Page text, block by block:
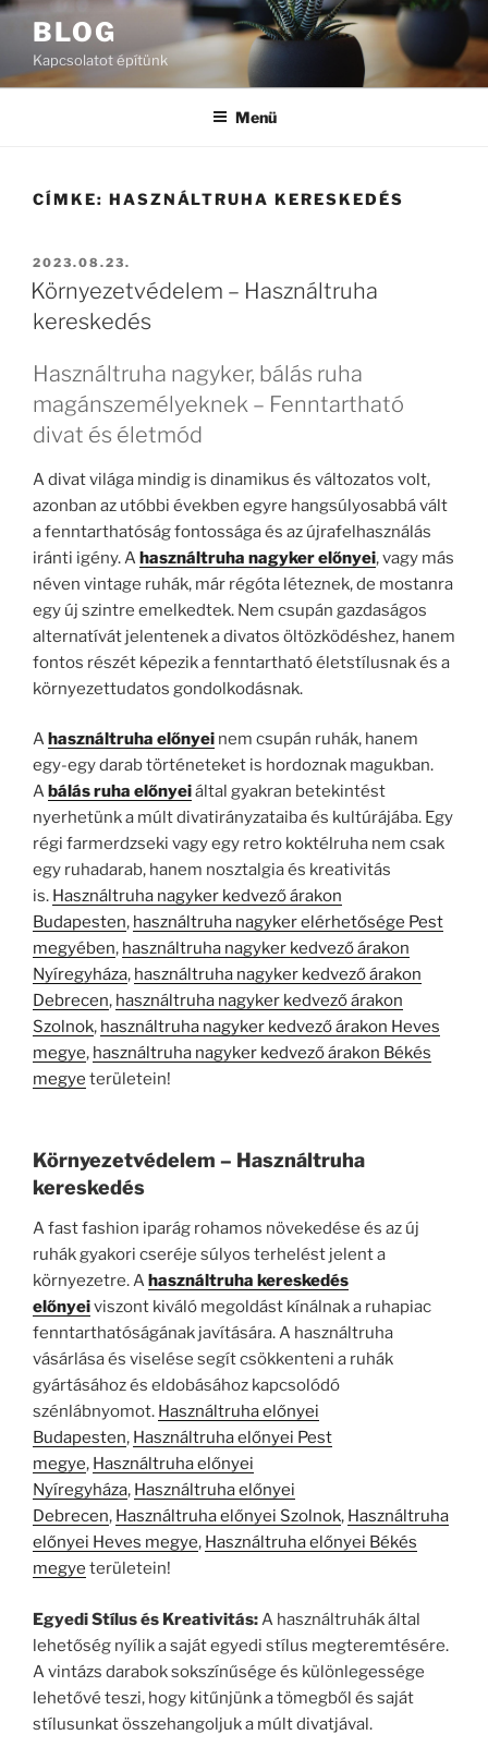
Tartalomhoz
BLOG
Kapcsolatot építünk
Menü
CÍMKE: HASZNÁLTRUHA KERESKEDÉS
BEKÜLDVE:
2023.08.23.
Környezetvédelem – Használtruha
kereskedés
Használtruha nagyker, bálás ruha
magánszemélyeknek – Fenntartható
divat és életmód
A divat világa mindig is dinamikus és változatos volt,
azonban az utóbbi években egyre hangsúlyosabbá vált
a fenntarthatóság fontossága és az újrafelhasználás
iránti igény. Ahasználtruha nagyker előnyei, vagy más
néven vintage ruhák, már régóta léteznek, de mostanra
egy új szintre emelkedtek. Nem csupán gazdaságos
alternatívát jelentenek a divatos öltözködéshez, hanem
fontos részét képezik a fenntartható életstílusnak és a
környezettudatos gondolkodásnak.
Ahasználtruha előnyei nem csupán ruhák, hanem
egy-egy darab történeteket is hordoznak magukban.
Abálás ruha előnyeiáltal gyakran betekintést
nyerhetünk a múlt divatirányzataiba és kultúrájába. Egy
régi farmerdzseki vagy egy retro koktélruha nem csak
egy ruhadarab, hanem nosztalgia és kreativitás
is. Használtruha nagyker kedvező árakon
Budapesten, használtruha nagyker elérhetősége Pest
megyében, használtruha nagyker kedvező árakon
Nyíregyháza, használtruha nagyker kedvező árakon
Debrecen, használtruha nagyker kedvező árakon
Szolnok, használtruha nagyker kedvező árakon Heves
megye, használtruha nagyker kedvező árakon Békés
megye területein!
Környezetvédelem – Használtruha
kereskedés
A fast fashion iparág rohamos növekedése és az új
ruhák gyakori cseréje súlyos terhelést jelent a
környezetre. Ahasználtruha kereskedés
előnyeiviszont kiváló megoldást kínálnak a ruhapiac
fenntarthatóságának javítására. A használtruha
vásárlása és viselése segít csökkenteni a ruhák
gyártásához és eldobásához kapcsolódó
szénlábnyomot. Használtruha előnyei
Budapesten, Használtruha előnyei Pest
megye, Használtruha előnyei
Nyíregyháza, Használtruha előnyei
Debrecen, Használtruha előnyei Szolnok, Használtruha
előnyei Heves megye, Használtruha előnyei Békés
megye területein!
Egyedi Stílus és Kreativitás:A használtruhák által
lehetőség nyílik a saját egyedi stílus megteremtésére.
A vintázs darabok sokszínűsége és különlegessége
lehetővé teszi, hogy kitűnjünk a tömegből és saját
stílusunkat összehangoljuk a múlt divatjával.